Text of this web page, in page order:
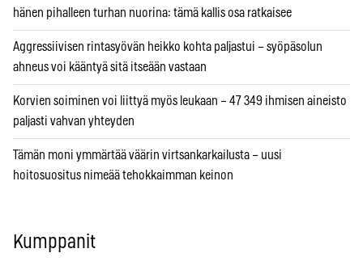
hänen pihalleen turhan nuorina: tämä kallis osa ratkaisee
Aggressiivisen rintasyövän heikko kohta paljastui – syöpäsolun
ahneus voi kääntyä sitä itseään vastaan
Korvien soiminen voi liittyä myös leukaan – 47 349 ihmisen aineisto
paljasti vahvan yhteyden
Tämän moni ymmärtää väärin virtsankarkailusta – uusi
hoitosuositus nimeää tehokkaimman keinon
Kumppanit